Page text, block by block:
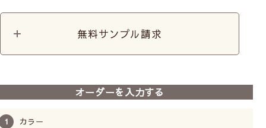
無料サンプル請求
オーダーを入力する
カラー